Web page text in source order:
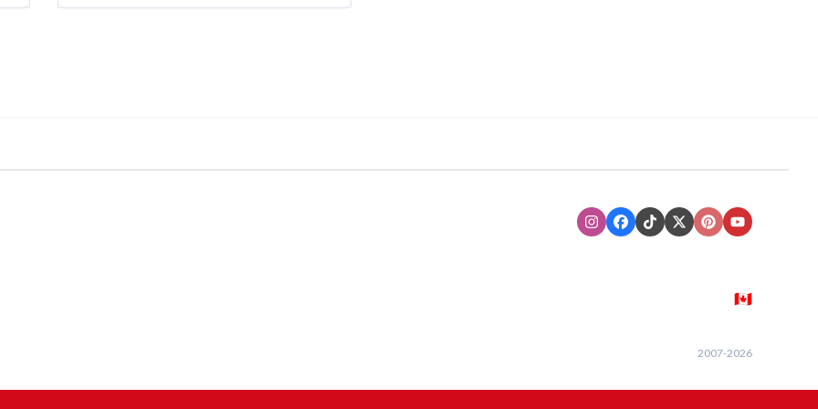
InstagramFacebook
TikTokXTwitter
PinterestYoutube
🇨🇦
2007-2026